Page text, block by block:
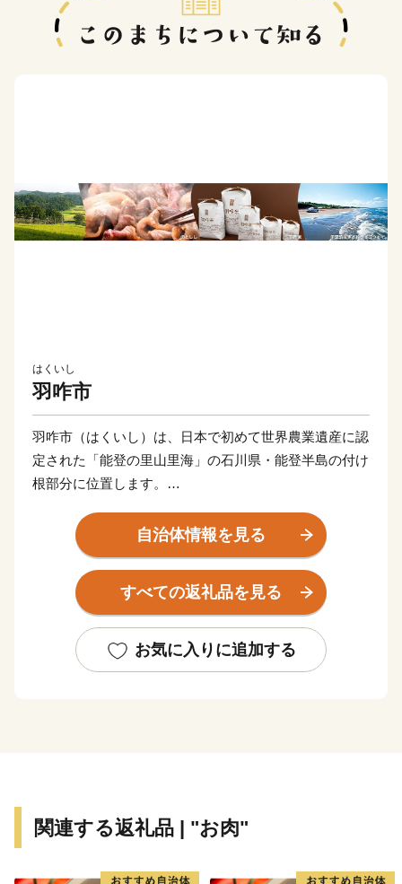
はくいし
羽咋市
羽咋市（はくいし）は、日本で初めて世界農業遺産に認
定された「能登の里山里海」の石川県・能登半島の付け
根部分に位置します。
「羽咋」という名前は、神話に由来し、遠い昔、この地
域に出現していた”怪鳥”を磐衝別命（いわつくわけのみ
こと）という皇子が３匹の犬とともに退治。犬が怪鳥の
『羽を喰った』ことから、「羽咋」という地名が誕生し
現在でも、神話にゆかりのある遺跡（古墳）が残されて
キング１位にも選ばれた【千里浜なぎさドライブウェ
砂浜を自動車等で走行できる貴重な場所です。
自治体情報を見る
すべての返礼品を見る
お気に入りに追加する
関連する返礼品 | "お肉"